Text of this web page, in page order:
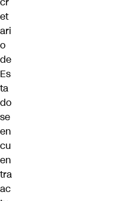
et
ari
o
de
Es
ta
do
se
en
cu
en
tra
ac